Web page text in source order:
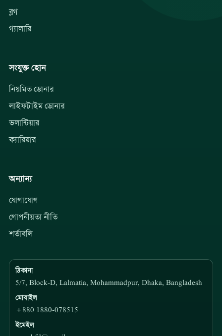
ব্লগ
গ্যালারি
সংযুক্ত হোন
নিয়মিত ডোনার
লাইফটাইম ডোনার
ভলান্টিয়ার
ক্যারিয়ার
অন্যান্য
যোগাযোগ
গোপনীয়তা নীতি
শর্তাবলি
ঠিকানা
5/7, Block-D, Lalmatia, Mohammadpur, Dhaka, Bangladesh
মোবাইল
+880 1880-078515
ইমেইল